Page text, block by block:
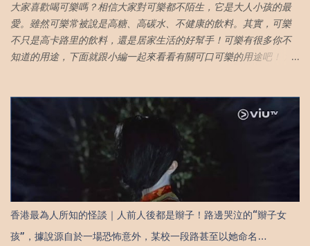
願你做的每個決定對得起自己，這輩子取悅自己永遠最重要！） 8.
當心中堅定而有信念時，終將遇到同樣堅定的愛。真愛不會拯救
你，只有自己才能拯救自己 （無論處境多糟糕，請不要輕易失去自
己的信念） 9. 生活裡的無奈，都是許多小事堆徹出來 （成年人的崩
平常日子裡把小情緒排遣出去） 10. 當人生的快樂，完全寄託於他人
時，便失去了掌控權 （當你內核不穩，你的快樂與否，都會牽動在
他人的情緒裡，這將使你寸步難行，活得非常辛苦） 11. 其實離不離
開，真的取決於自己（往後餘生，希望你擁有選擇的權利，離開的
底氣，成為人生的主角） 12. 對自己說句對不起，開始好好照顧自己
（成年後的我們急著完成各式KPI，追求可憐的認同感，卻漸漸在過
程中失去了自己） 。 13. 成熟，是當你學會不再執著，不再任由自己
備受折磨；懂得在關係中灑脫、該放手，果斷放手 （有些事，不是
你拼盡所有努力，就能理所當然拿到自己想要的成果。可以用心，
大家喜歡喝可樂嗎？相信大家對可樂都不陌生，它是大人小孩的最
愛。雖然可樂常被說是高糖、高碳水、不健康的飲料。其實，可樂
不只是高卡路里的飲料，還是居家生活的好幫手！可樂有很多你不
知道的用途，下面就跟小編一起來看看有關可口可樂的用途吧！ 清
見啦！可樂中的碳酸會跟著鐵鏽產生化學反應，分解鐵鏽顆粒，就
能除掉生鏽的部分，變得閃閃發光！使用可樂與牙膏混合，效果會
更明顯，快速又方便的辦法，要學起來！ 清除廚具焦 相信很多人都
會面對這個問題，烹調食物的鍋子的底部總會有沾著烹調後留下的
燒焦物質。就算用洗碗精用力擦，也非常難以清洗。不如試著將可
樂倒入鍋中，然後用小火煮沸，放置大約一個小時候，再像平常一
樣洗鍋子，你會發現這些頑固的燒焦物質會變得很容易清洗乾淨。
清潔馬桶 除了清除銹漬，還可以幫忙清潔廁所污漬！大家都知道廁
所地板磁磚縫隙中的污垢卻很難去除，不是用普通抹布就可以清除
香港最為人所知的怪談｜人前人後都是辮子！路邊哭泣的“辮子女
孩”，據說源自於一場恐怖意外，某校一段路甚至以她命名…